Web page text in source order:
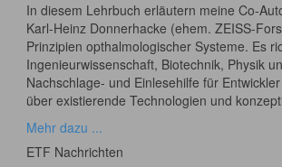
In diesem Lehrbuch erläutern meine Co-
Karl-Heinz Donnerhacke (ehem. ZEISS-
Prinzipien opthalmologischer Systeme. Es
Ingenieurwissenschaft, Biotechnik, Physik
Nachschlage- und Einlesehilfe für
über existierende Technologien und
Mehr dazu ...
ETF Nachrichten